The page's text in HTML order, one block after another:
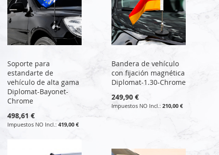
Soporte para
estandarte de
vehículo de alta gama
Diplomat-Bayonet-
Chrome
498,61 €
419,00 €
Bandera de vehículo
con fijación magnética
Diplomat-1.30-Chrome
249,90 €
210,00 €